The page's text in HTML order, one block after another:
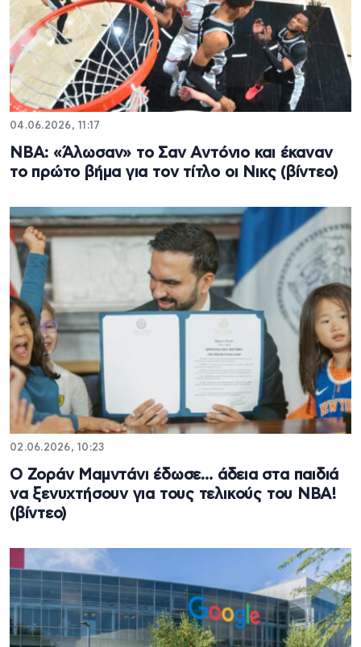
04.06.2026, 11:17
NBA: «Άλωσαν» το Σαν Αντόνιο και έκαναν
το πρώτο βήμα για τον τίτλο οι Νικς (βίντεο)
02.06.2026, 10:23
Ο Ζοράν Μαμντάνι έδωσε… άδεια στα παιδιά
να ξενυχτήσουν για τους τελικούς του ΝΒΑ!
(βίντεο)